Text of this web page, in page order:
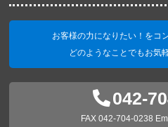
お客様の力になりたい！をコ
どのようなことでもお気
042-
FAX 042-704-0238